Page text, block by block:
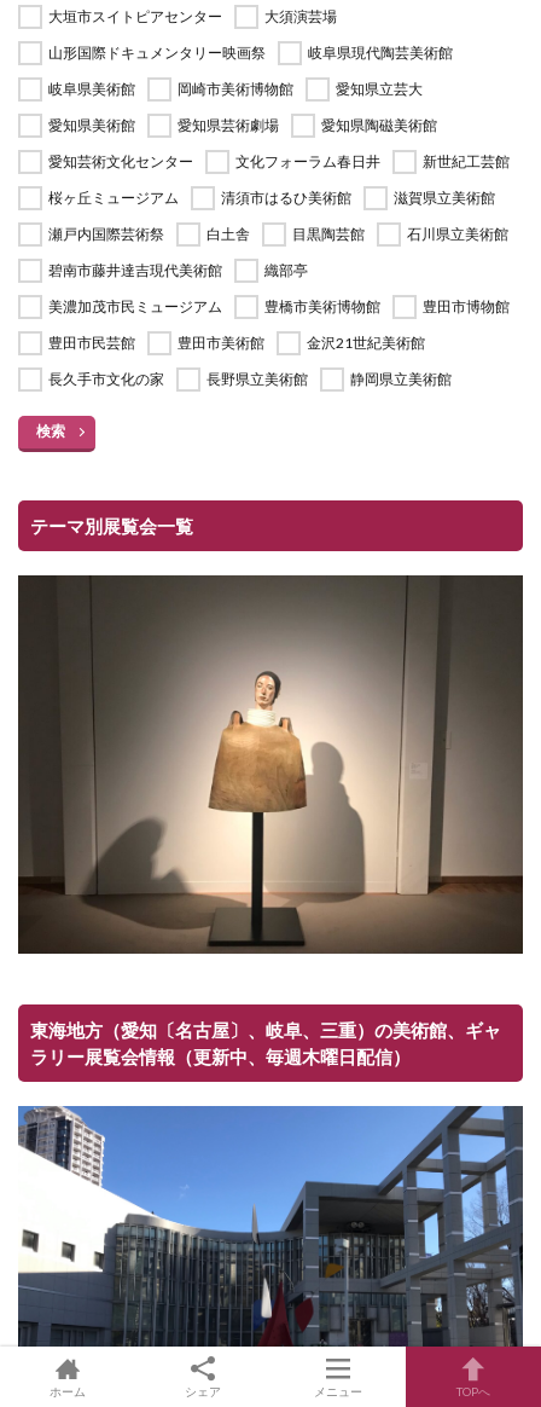
大垣市スイトピアセンター
大須演芸場
山形国際ドキュメンタリー映画祭
岐阜県現代陶芸美術館
岐阜県美術館
岡崎市美術博物館
愛知県立芸大
愛知県美術館
愛知県芸術劇場
愛知県陶磁美術館
愛知芸術文化センター
文化フォーラム春日井
新世紀工芸館
桜ヶ丘ミュージアム
清須市はるひ美術館
滋賀県立美術館
瀬戸内国際芸術祭
白土舎 目黒陶芸館
石川県立美術館
碧南市藤井達吉現代美術館
織部亭
美濃加茂市民ミュージアム
豊橋市美術博物館
豊田市博物館
豊田市民芸館
豊田市美術館
金沢21世紀美術館
長久手市文化の家
長野県立美術館 静岡県立美術館
検索
テーマ別展覧会一覧
東海地方（愛知〔名古屋〕、岐阜、三重）の美術館、ギャ
ラリー展覧会情報（更新中、毎週木曜日配信）
ホーム シェア メニュー TOPへ